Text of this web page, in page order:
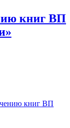
книг ВП
книг ВП